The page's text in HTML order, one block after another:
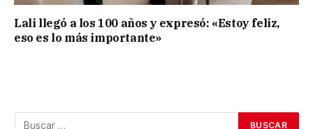
Lali llegó a los 100 años y expresó: «Estoy feliz,
eso es lo más importante»